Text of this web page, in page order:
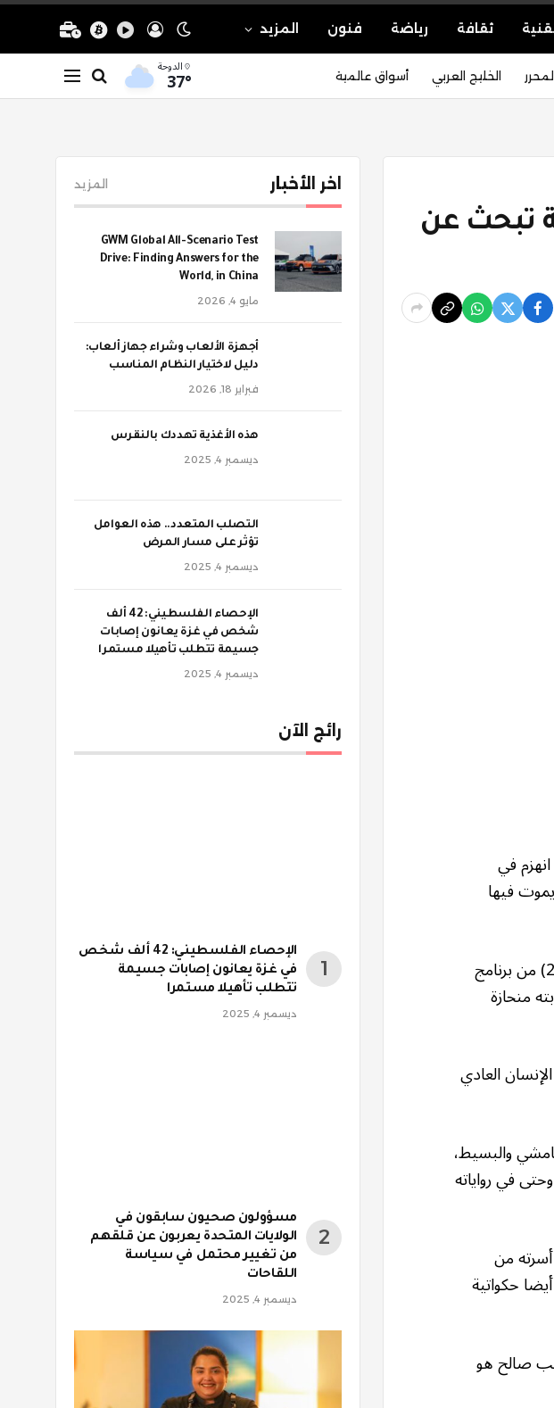
ثقافة رياضة فنون المزيد
الخليج العربي أسواق عالمية الدوحة
37°
تبحث عن
في
فيها
عبّر عن هذه الآراء الروائي السوداني الدكتور أمير تاج السر في حديثه لحلقة (2025/8/10) من برنامج
منحازة
العادي
والبسيط،
في رواياته
أن أسرته من
حكواتية
صالح هو
اخر الأخبار المزيد
GWM Global All-Scenario Test
Drive: Finding Answers for the
World, in China
مايو 4, 2026
أجهزة الألعاب وشراء جهاز ألعاب:
دليل لاختيار النظام المناسب
فبراير 18, 2026
‫هذه الأغذية تهددك بالنقرس
ديسمبر 4, 2025
‫التصلب المتعدد.. هذه العوامل
تؤثر على مسار المرض
ديسمبر 4, 2025
الإحصاء الفلسطيني: 42 ألف
شخص في غزة يعانون إصابات
جسيمة تتطلب تأهيلا مستمرا
ديسمبر 4, 2025
رائج الآن
الإحصاء الفلسطيني: 42 ألف شخص
في غزة يعانون إصابات جسيمة
تتطلب تأهيلا مستمرا
ديسمبر 4, 2025
مسؤولون صحيون سابقون في
الولايات المتحدة يعربون عن قلقهم
من تغيير محتمل في سياسة
اللقاحات
ديسمبر 4, 2025